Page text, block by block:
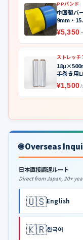
PPバンド
中国製バ
9mm・
¥5,350
ストレッチ
手巻き用
¥1,500 /
🌐 Overseas
日本直接調達ルート
Direct from Japan, 20+
🇺🇸English
🇰🇷한국어